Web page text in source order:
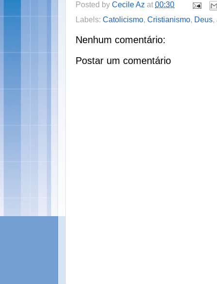
Posted by Cecile Az at 00:30
Labels: Catolicismo, Cristianismo, Deus,
Nenhum comentário:
Postar um comentário